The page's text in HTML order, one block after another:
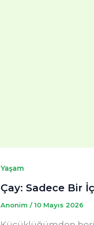
Yaşam
Çay: Sadece Bir
Anonim /10 Mayıs 2026